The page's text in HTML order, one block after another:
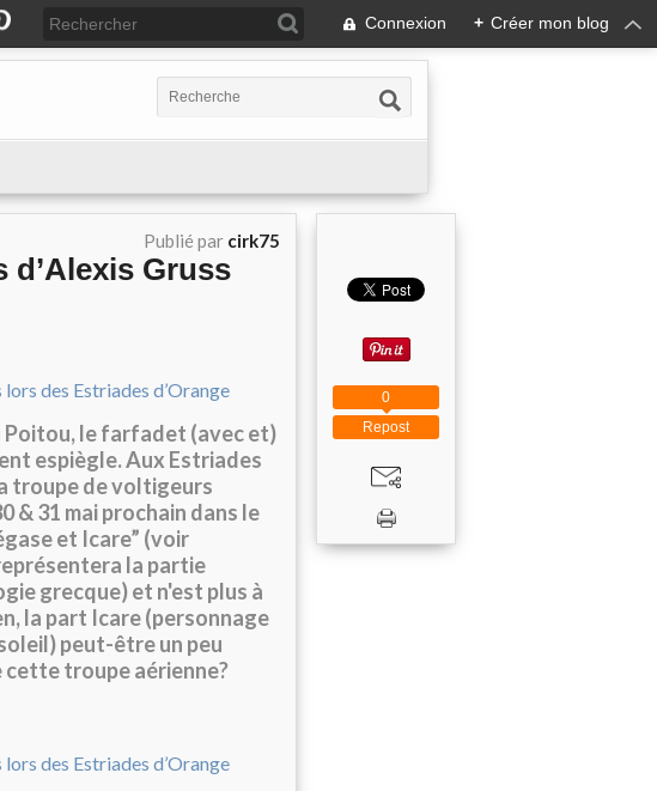
Connexion + Créer mon blog
Publié par cirk75
d’Alexis Gruss
Poitou, le farfadet (avec et)
espiègle. Aux Estriades
troupe de voltigeurs
& 31 mai prochain dans le
et Icare” (voir
la partie
grecque) et n'est plus à
la part Icare (personnage
peut-être un peu
cette troupe aérienne?
Repost
0